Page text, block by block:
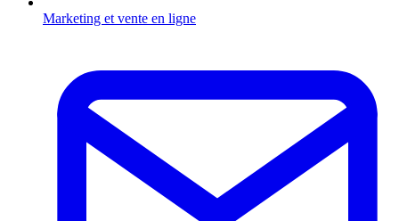
Marketing et vente en ligne